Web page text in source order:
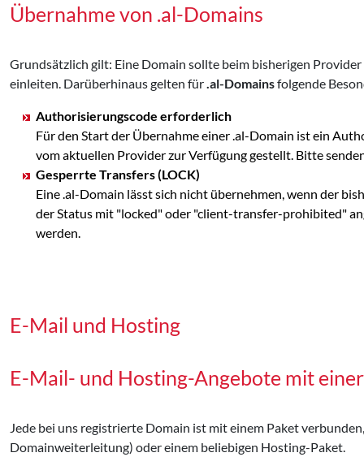
Übernahme von .al-Domains
Grundsätzlich gilt: Eine Domain sollte beim bisherigen
einleiten. Darüberhinaus gelten für .al-Domainsfolgende
Authorisierungscode erforderlich
Für den Start der Übernahme einer .al-Domain ist ein
vom aktuellen Provider zur Verfügung gestellt. Bitte
Gesperrte Transfers (LOCK)
Eine .al-Domain lässt sich nicht übernehmen, wenn der
der Status mit "locked" oder "client-transfer-prohibited"
werden.
E-Mail und Hosting
E-Mail- und Hosting-Angebote mit
Jede bei uns registrierte Domain ist mit einem Paket
Domainweiterleitung) oder einem beliebigen Hosting-Paket.